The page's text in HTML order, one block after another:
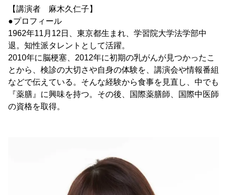
【講演者 麻木久仁子】
●プロフィール
1962年11月12日、東京都生まれ、学習院大学法学部中
退。知性派タレントとして活躍。
2010年に脳梗塞、2012年に初期の乳がんが見つかったこ
とから、検診の大切さや自身の体験を、講演会や情報番組
などで伝えている。そんな経験から食事を見直し、中でも
『薬膳』に興味を持つ。その後、国際薬膳師、国際中医師
の資格を取得。